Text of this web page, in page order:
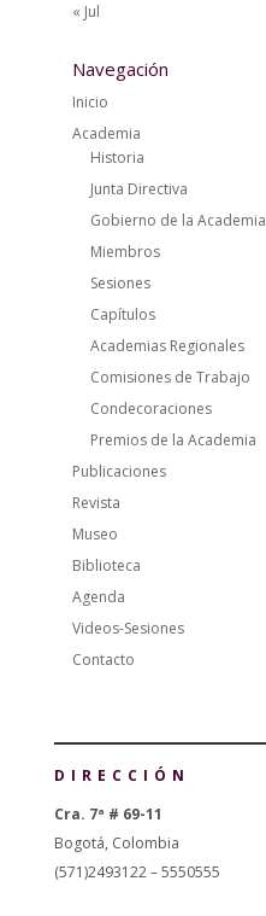
« Jul
Navegación
Inicio
Academia
Historia
Junta Directiva
Gobierno de la Academia
Miembros
Sesiones
Capítulos
Academias Regionales
Comisiones de Trabajo
Condecoraciones
Premios de la Academia
Publicaciones
Revista
Museo
Biblioteca
Agenda
Videos-Sesiones
Contacto
DIRECCIÓN
Cra. 7ª # 69-11
Bogotá, Colombia
(571)2493122 – 5550555